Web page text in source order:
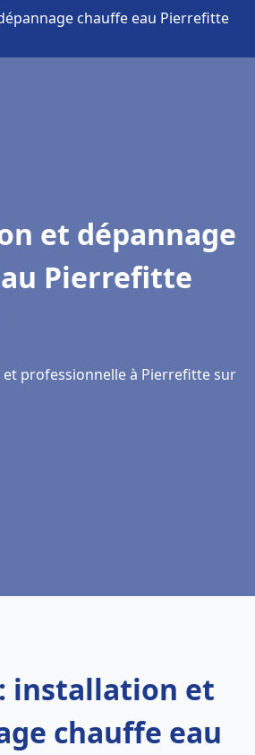
chauffe eau Pierrefitte
et dépannage
Pierrefitte
professionnelle à Pierrefitte sur
installation et
chauffe eau